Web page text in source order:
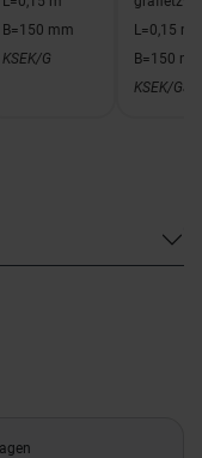
B=150 mm
KSEK/G
L=0,15 m
B=150
KSEK/GS